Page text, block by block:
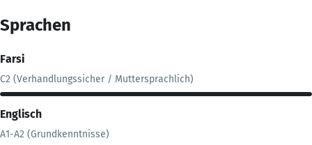
Sprachen
Farsi
C2 (Verhandlungssicher / Muttersprachlich)
Englisch
A1-A2 (Grundkenntnisse)